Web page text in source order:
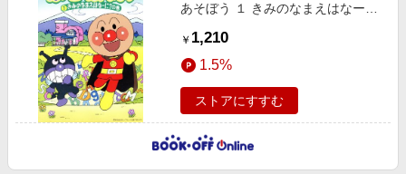
あそぼう １ きみのなまえはなー
￥ 1,210
1.5%
ストアにすすむ